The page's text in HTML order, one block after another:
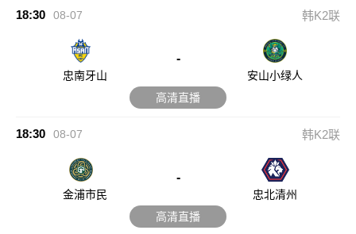
18:30 08-07 韩K2联
忠南牙山
-
安山小绿人
高清直播
18:30 08-07 韩K2联
金浦市民
-
忠北清州
高清直播